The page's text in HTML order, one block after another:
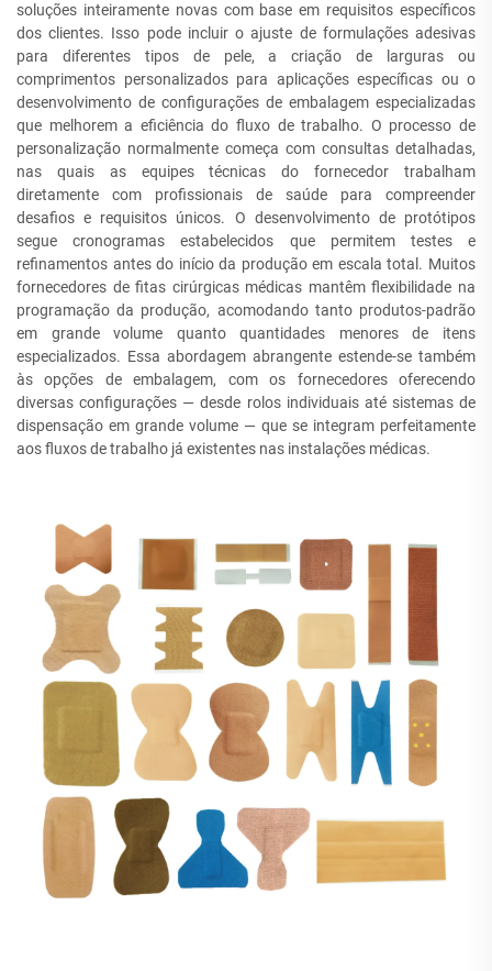
soluções inteiramente novas com base em requisitos específicos
dos clientes. Isso pode incluir o ajuste de formulações adesivas
para diferentes tipos de pele, a criação de larguras ou
comprimentos personalizados para aplicações específicas ou o
desenvolvimento de configurações de embalagem especializadas
que melhorem a eficiência do fluxo de trabalho. O processo de
personalização normalmente começa com consultas detalhadas,
nas quais as equipes técnicas do fornecedor trabalham
diretamente com profissionais de saúde para compreender
desafios e requisitos únicos. O desenvolvimento de protótipos
segue cronogramas estabelecidos que permitem testes e
refinamentos antes do início da produção em escala total. Muitos
fornecedores de fitas cirúrgicas médicas mantêm flexibilidade na
programação da produção, acomodando tanto produtos-padrão
em grande volume quanto quantidades menores de itens
especializados. Essa abordagem abrangente estende-se também
às opções de embalagem, com os fornecedores oferecendo
diversas configurações — desde rolos individuais até sistemas de
dispensação em grande volume — que se integram perfeitamente
aos fluxos de trabalho já existentes nas instalações médicas.